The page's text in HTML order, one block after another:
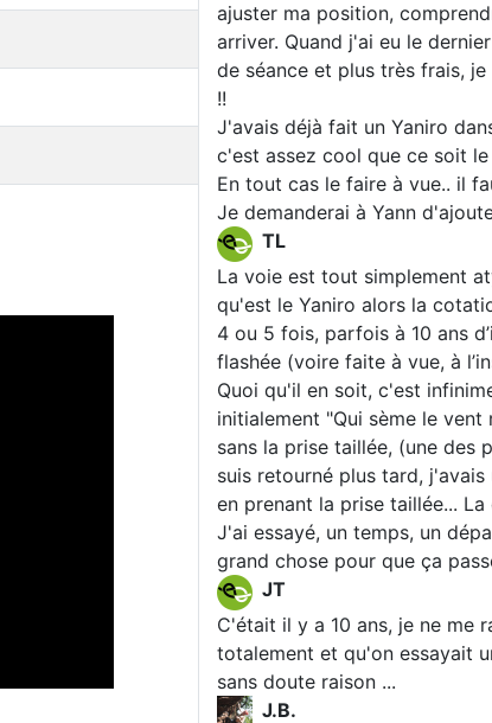
ajuster ma position,
arriver. Quand j'ai eu le
de séance et plus très frais,
!!
J'avais déjà fait un Yaniro
c'est assez cool que ce soit
En tout cas le faire à vue.. il
Je demanderai à Yann
TL
La voie est tout simplement
qu'est le Yaniro alors la
4 ou 5 fois, parfois à 10 ans
flashée (voire faite à vue, à
Quoi qu'il en soit, c'est
initialement "Qui sème le
sans la prise taillée, (une des
suis retourné plus tard,
en prenant la prise taillée...
J'ai essayé, un temps, un
grand chose pour que ça
JT
C'était il y a 10 ans, je ne me
totalement et qu'on essayait
sans doute raison ...
J.B.